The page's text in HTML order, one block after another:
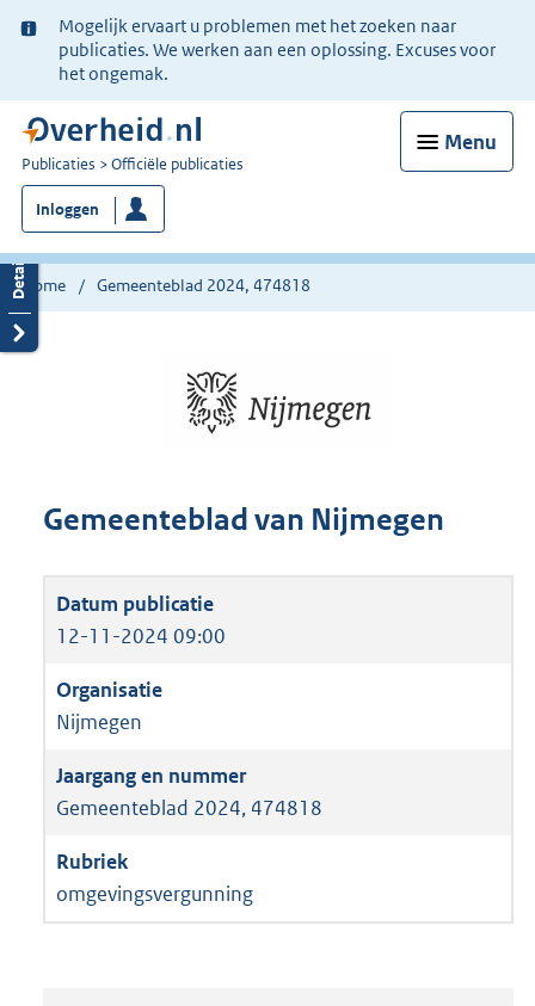
Ter
informatie:
Mogelijk ervaart u problemen met het zoeken naar
publicaties. We werken aan een oplossing. Excuses voor
het ongemak.
Menu
U
bent
nu
hier:
Publicaties Officiële publicaties
Inloggen
Home Gemeenteblad 2024, 474818
Gemeenteblad van Nijmegen
12-11-2024 09:00
Nijmegen
Gemeenteblad 2024, 474818
omgevingsvergunning